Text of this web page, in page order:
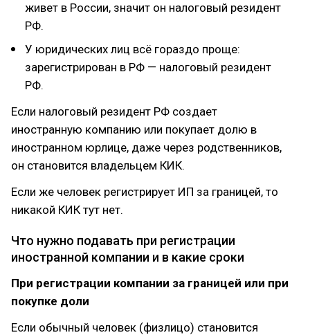
живет в России, значит он налоговый резидент
РФ.
У юридических лиц всё гораздо проще:
зарегистрирован в РФ — налоговый резидент
РФ.
Если налоговый резидент РФ создает
иностранную компанию или покупает долю в
иностранном юрлице, даже через родственников,
он становится владельцем КИК.
Если же человек регистрирует ИП за границей, то
никакой КИК тут нет.
Что нужно подавать при регистрации
иностранной компании и в какие сроки
При регистрации компании за границей или при
покупке доли
Если обычный человек (физлицо) становится